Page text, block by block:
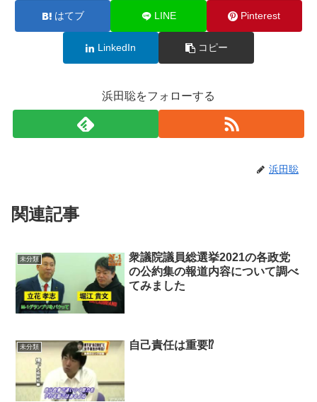
はてブ LINE Pinterest
LinkedIn コピー
浜田聡をフォローする
浜田聡
関連記事
未分類
衆議院議員総選挙2021の各政党
の公約集の報道内容について調べ
てみました
未分類 自己責任は重要⁉